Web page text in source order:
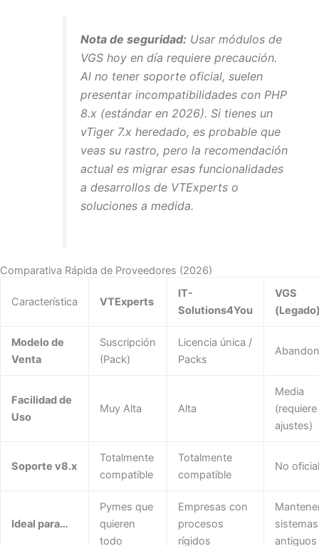
Nota de seguridad: Usar módulos de
VGS hoy en día requiere precaución.
Al no tener soporte oficial, suelen
presentar incompatibilidades con PHP
8.x (estándar en 2026). Si tienes un
vTiger 7.x heredado, es probable que
veas su rastro, pero la recomendación
actual es migrar esas funcionalidades
a desarrollos de VTExperts o
soluciones a medida.
Comparativa Rápida de Proveedores (2026)
Característica VTExperts
IT-
Solutions4You
VGS
Modelo de
Venta
Suscripción
(Pack)
Licencia única /
Packs
Facilidad de
Uso
Muy Alta Alta
Media
(requiere
ajustes)
Soporte v8.x
Totalmente
compatible
Totalmente
compatible
No oficial
Ideal para…
Pymes que
quieren
todo
Empresas con
procesos
rígidos
sistemas
antiguos